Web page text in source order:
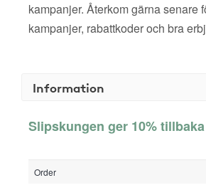
kampanjer. Återkom gärna senare
kampanjer, rabattkoder och bra
Information
Slipskungen ger 10% tillbaka
Order